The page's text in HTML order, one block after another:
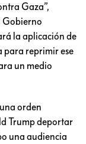
Gaza”,
Gobierno
la aplicación de
para reprimir ese
un medio
orden
Trump deportar
una audiencia